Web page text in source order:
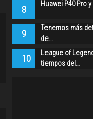
8 Huawei P40 Pro
9
Tenemos más
de…
10
League of
tiempos del…